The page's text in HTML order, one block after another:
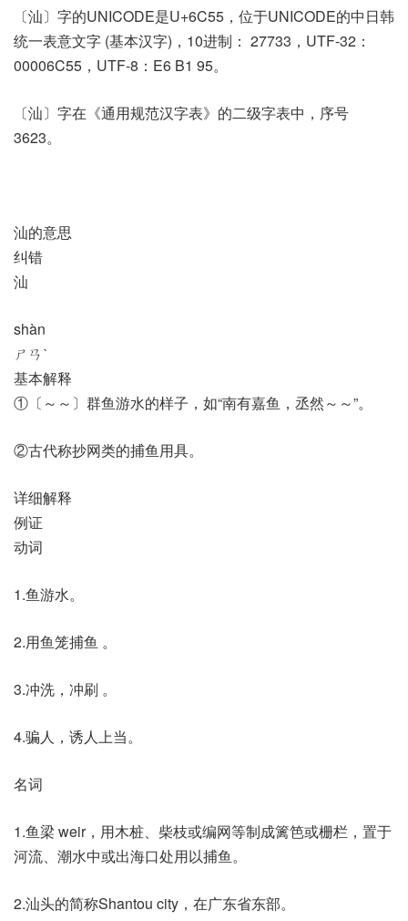
〔汕〕字的UNICODE是U+6C55，位于UNICODE的中日韩
统一表意文字 (基本汉字)，10进制： 27733，UTF-32：
00006C55，UTF-8：E6 B1 95。
〔汕〕字在《通用规范汉字表》的二级字表中，序号
3623。
汕的意思
纠错
汕
shàn
ㄕㄢˋ
基本解释
①〔～～〕群鱼游水的样子，如“南有嘉鱼，丞然～～”。
②古代称抄网类的捕鱼用具。
详细解释
例证
动词
1.鱼游水。
2.用鱼笼捕鱼 。
3.冲洗，冲刷 。
4.骗人，诱人上当。
名词
1.鱼梁 weir，用木桩、柴枝或编网等制成篱笆或栅栏，置于
河流、潮水中或出海口处用以捕鱼。
2.汕头的简称Shantou city，在广东省东部。